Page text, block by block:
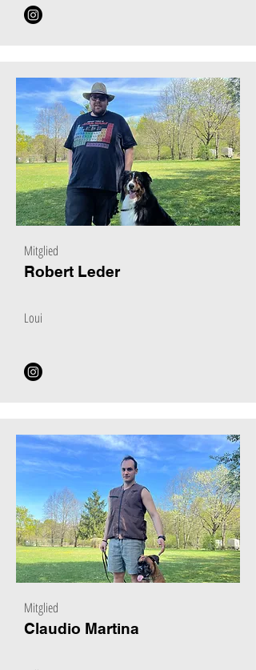
Mitglied
Robert Leder
Loui
Mitglied
Claudio Martina